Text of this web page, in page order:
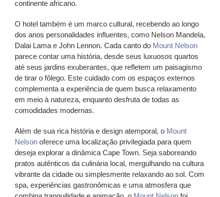
continente africano.
O hotel também é um marco cultural, recebendo ao longo
dos anos personalidades influentes, como Nelson Mandela,
Dalai Lama e John Lennon. Cada canto do Mount Nelson
parece contar uma história, desde seus luxuosos quartos
até seus jardins exuberantes, que refletem um paisagismo
de tirar o fôlego. Este cuidado com os espaços externos
complementa a experiência de quem busca relaxamento
em meio à natureza, enquanto desfruta de todas as
comodidades modernas.
Além de sua rica história e design atemporal, o Mount
Nelson oferece uma localização privilegiada para quem
deseja explorar a dinâmica Cape Town. Seja saboreando
pratos autênticos da culinária local, mergulhando na cultura
vibrante da cidade ou simplesmente relaxando ao sol. Com
spa, experiências gastronômicas e uma atmosfera que